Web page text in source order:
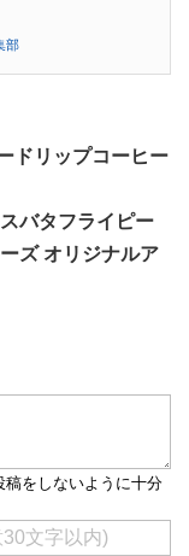
部
ドリップコーヒー
バタフライピー
ズ オリジナルア